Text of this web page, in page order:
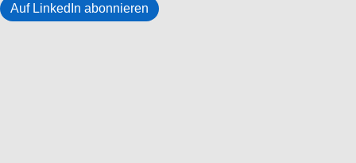
Auf LinkedIn abonnieren